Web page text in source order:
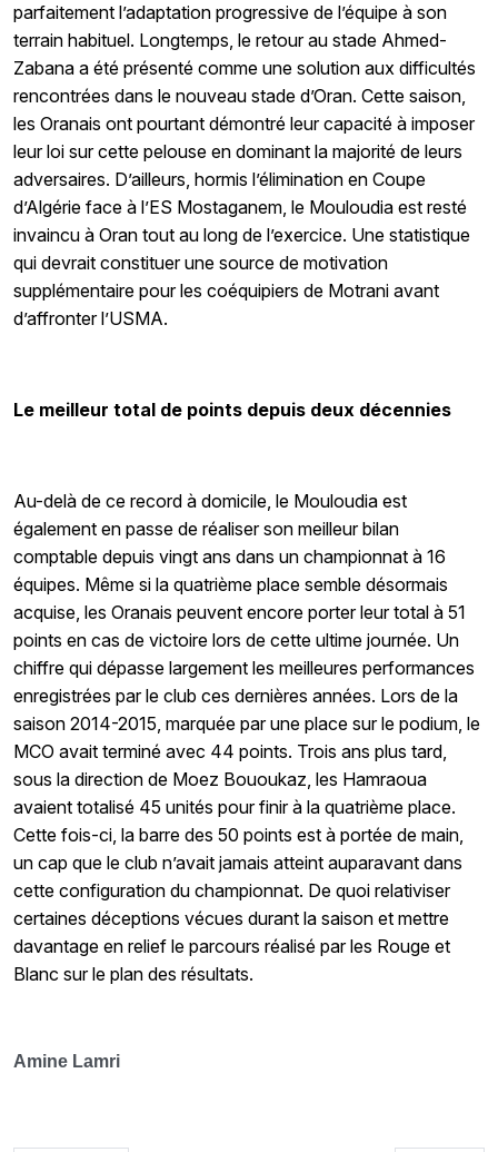
parfaitement l’adaptation progressive de l’équipe à son
terrain habituel. Longtemps, le retour au stade Ahmed-
Zabana a été présenté comme une solution aux difficultés
rencontrées dans le nouveau stade d’Oran. Cette saison,
les Oranais ont pourtant démontré leur capacité à imposer
leur loi sur cette pelouse en dominant la majorité de leurs
adversaires. D’ailleurs, hormis l’élimination en Coupe
d’Algérie face à l’ES Mostaganem, le Mouloudia est resté
invaincu à Oran tout au long de l’exercice. Une statistique
qui devrait constituer une source de motivation
supplémentaire pour les coéquipiers de Motrani avant
d’affronter l’USMA.
Le meilleur total de points depuis deux décennies
Au-delà de ce record à domicile, le Mouloudia est
également en passe de réaliser son meilleur bilan
comptable depuis vingt ans dans un championnat à 16
équipes. Même si la quatrième place semble désormais
acquise, les Oranais peuvent encore porter leur total à 51
points en cas de victoire lors de cette ultime journée. Un
chiffre qui dépasse largement les meilleures performances
enregistrées par le club ces dernières années. Lors de la
saison 2014-2015, marquée par une place sur le podium, le
MCO avait terminé avec 44 points. Trois ans plus tard,
sous la direction de Moez Bououkaz, les Hamraoua
avaient totalisé 45 unités pour finir à la quatrième place.
Cette fois-ci, la barre des 50 points est à portée de main,
un cap que le club n’avait jamais atteint auparavant dans
cette configuration du championnat. De quoi relativiser
certaines déceptions vécues durant la saison et mettre
davantage en relief le parcours réalisé par les Rouge et
Blanc sur le plan des résultats.
Amine Lamri